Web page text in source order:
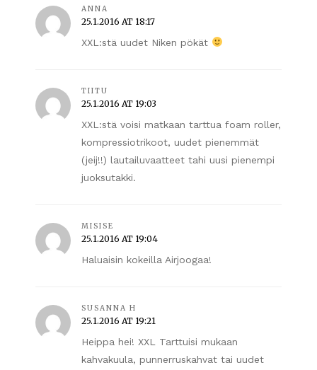
ANNA
25.1.2016 AT 18:17
XXL:stä uudet Niken pökät
TIITU
25.1.2016 AT 19:03
XXL:stä voisi matkaan tarttua foam roller,
kompressiotrikoot, uudet pienemmät
(jeij!!) lautailuvaatteet tahi uusi pienempi
juoksutakki.
MISISE
25.1.2016 AT 19:04
Haluaisin kokeilla Airjoogaa!
SUSANNA H
25.1.2016 AT 19:21
Heippa hei! XXL Tarttuisi mukaan
kahvakuula, punnerruskahvat tai uudet